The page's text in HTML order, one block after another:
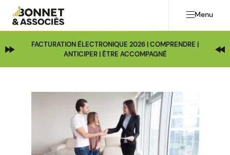
Menu
FACTURATION ÉLECTRONIQUE 2026 | COMPRENDRE |
ANTICIPER | ÊTRE ACCOMPAGNÉ